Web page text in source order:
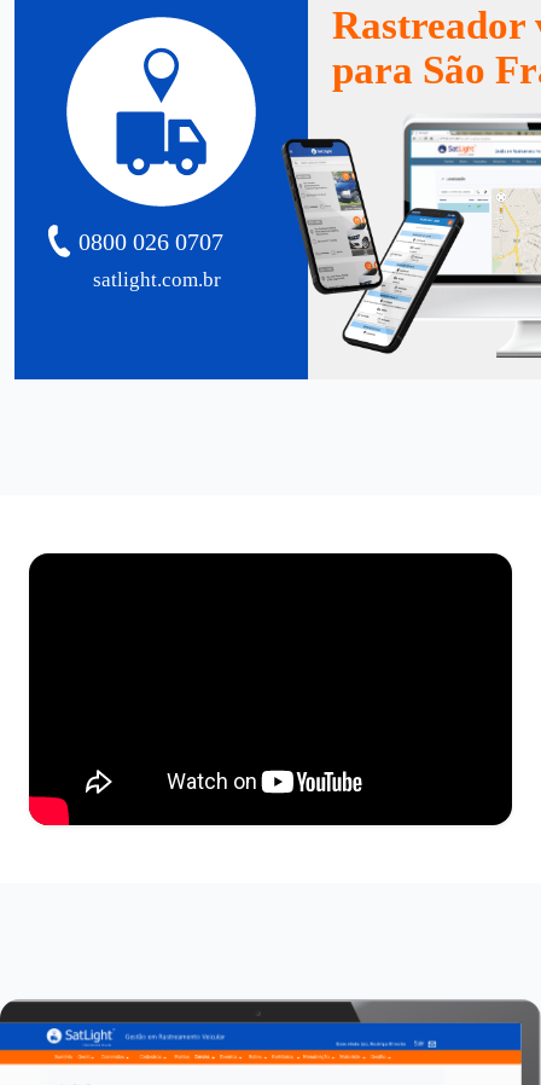
satlight.com.br
0800 026 0707
Rastreador
para São